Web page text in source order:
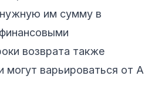
им сумму в
возврата также
могут варьироваться от A